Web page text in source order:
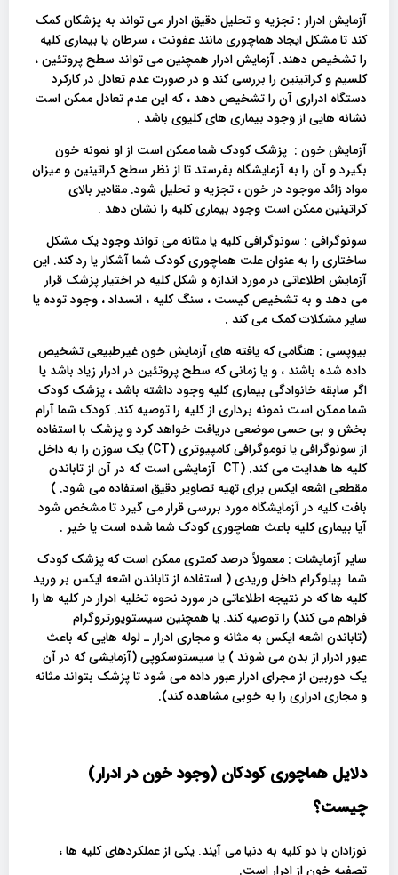
آزمایش ادرار : تجزیه و تحلیل دقیق ادرار می تواند به پزشکان کمک
کند تا مشکل ایجاد هماچوری مانند عفونت ، سرطان یا بیماری کلیه
را تشخیص دهند. آزمایش ادرار همچنین می تواند سطح پروتئین ،
کلسیم و کراتینین را بررسی کند و در صورت عدم تعادل در کارکرد
دستگاه ادراری آن را تشخیص دهد ، که این عدم تعادل ممکن است
نشانه هایی از وجود بیماری های کلیوی باشد .
آزمایش خون : پزشک کودک شما ممکن است از او نمونه خون
بگیرد و آن را به آزمایشگاه بفرستد تا از نظر سطح کراتینین و میزان
مواد زائد موجود در خون ، تجزیه و تحلیل شود. مقادیر بالای
کراتینین ممکن است وجود بیماری کلیه را نشان دهد .
سونوگرافی : سونوگرافی کلیه یا مثانه می تواند وجود یک مشکل
ساختاری را به عنوان علت هماچوری کودک شما آشکار یا رد کند. این
آزمایش اطلاعاتی در مورد اندازه و شکل کلیه در اختیار پزشک قرار
می دهد و به تشخیص کیست ، سنگ کلیه ، انسداد ، وجود توده یا
سایر مشکلات کمک می کند .
بیوپسی : هنگامی که یافته های آزمایش خون غیرطبیعی تشخیص
داده شده باشند ، و یا زمانی که سطح پروتئین در ادرار زیاد باشد یا
اگر سابقه خانوادگی بیماری کلیه وجود داشته باشد ، پزشک کودک
شما ممکن است نمونه برداری از کلیه را توصیه کند. کودک شما آرام
بخش و بی حسی موضعی دریافت خواهد کرد و پزشک با استفاده
از سونوگرافی یا توموگرافی کامپیوتری (CT) یک سوزن را به داخل
کلیه ها هدایت می کند. (CT آزمایشی است که در آن از تاباندن
مقطعی اشعه ایکس برای تهیه تصاویر دقیق استفاده می شود. )
بافت کلیه در آزمایشگاه مورد بررسی قرار می گیرد تا مشخص شود
آیا بیماری کلیه باعث هماچوری کودک شما شده است یا خیر .
سایر آزمایشات : معمولاً درصد کمتری ممکن است که پزشک کودک
شما پیلوگرام داخل وریدی ( استفاده از تاباندن اشعه ایکس بر ورید
کلیه ها که در نتیجه اطلاعاتی در مورد نحوه تخلیه ادرار در کلیه ها را
فراهم می کند) را توصیه کند. یا همچنین سیستویورتروگرام
(تاباندن اشعه ایکس به مثانه و مجاری ادرار ـ لوله هایی که باعث
عبور ادرار از بدن می شوند ) یا سیستوسکوپی (آزمایشی که در آن
یک دوربین از مجرای ادرار عبور داده می شود تا پزشک بتواند مثانه
و مجاری ادراری را به خوبی مشاهده کند).
دلایل هماچوری کودکان (وجود خون در ادرار)
چیست؟
نوزادان با دو کلیه به دنیا می آیند. یکی از عملکردهای کلیه ها ،
تصفیه خون از ادرار است.